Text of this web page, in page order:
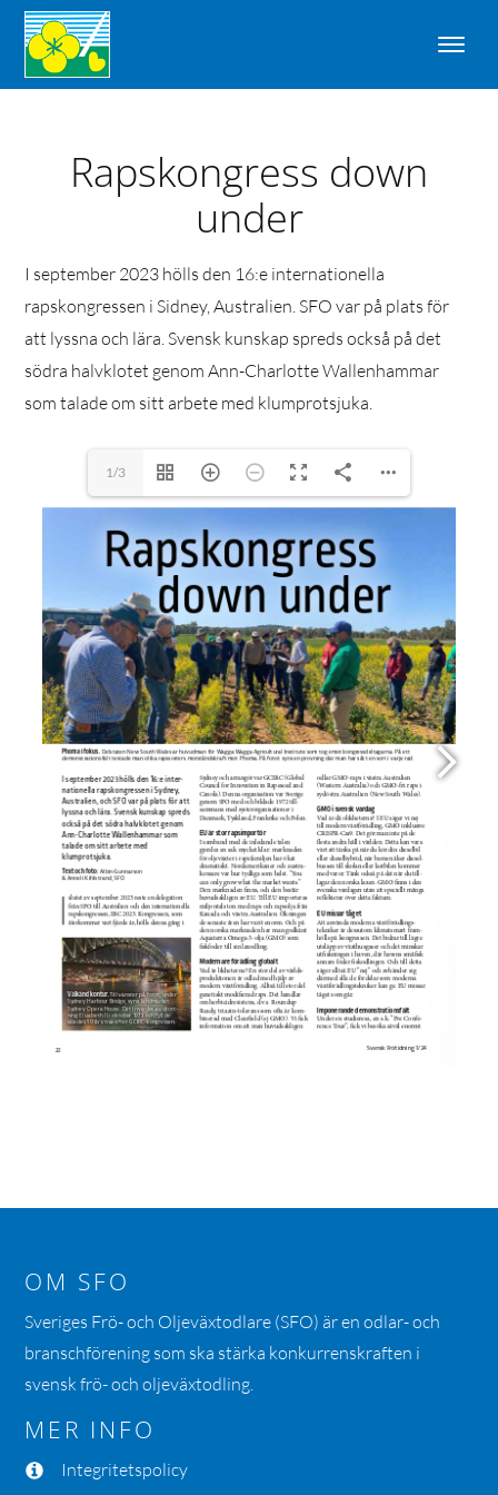
Rapskongress down
under
I september 2023 hölls den 16:e internationella
rapskongressen i Sidney, Australien. SFO var på plats för
att lyssna och lära. Svensk kunskap spreds också på det
södra halvklotet genom Ann-Charlotte Wallenhammar
som talade om sitt arbete med klumprotsjuka.
1/3
OM SFO
Sveriges Frö- och Oljeväxtodlare (SFO) är en odlar- och
branschförening som ska stärka konkurrenskraften i
svensk frö- och oljeväxtodling.
MER INFO
Integritetspolicy